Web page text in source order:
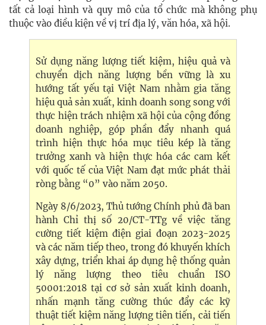
tất cả loại hình và quy mô của tổ chức mà không phụ
thuộc vào điều kiện về vị trí địa lý, văn hóa, xã hội.
Sử dụng năng lượng tiết kiệm, hiệu quả và
chuyển dịch năng lượng bền vững là xu
hướng tất yếu tại Việt Nam nhằm gia tăng
hiệu quả sản xuất, kinh doanh song song với
thực hiện trách nhiệm xã hội của cộng đồng
doanh nghiệp, góp phần đẩy nhanh quá
trình hiện thực hóa mục tiêu kép là tăng
trưởng xanh và hiện thực hóa các cam kết
với quốc tế của Việt Nam đạt mức phát thải
ròng bằng “0” vào năm 2050.
Ngày 8/6/2023, Thủ tướng Chính phủ đã ban
hành Chỉ thị số 20/CT-TTg về việc tăng
cường tiết kiệm điện giai đoạn 2023-2025
và các năm tiếp theo, trong đó khuyến khích
xây dựng, triển khai áp dụng hệ thống quản
lý năng lượng theo tiêu chuẩn ISO
50001:2018 tại cơ sở sản xuất kinh doanh,
nhấn mạnh tăng cường thúc đẩy các kỹ
thuật tiết kiệm năng lượng tiên tiến, cải tiến